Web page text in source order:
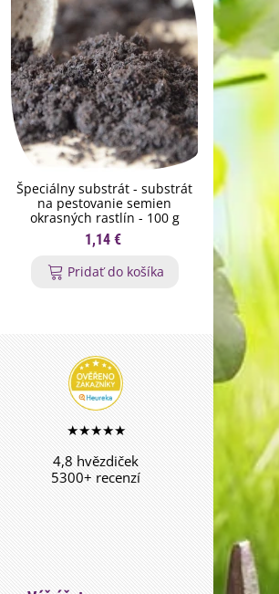
Špeciálny substrát - substrát
na pestovanie semien
okrasných rastlín - 100 g
1,14 €
Pridať do košíka
Zmes
-
★★★★★
4,8 hvězdiček
5300+ recenzí